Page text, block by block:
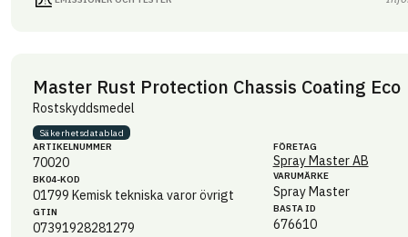
Master Rust Protection Chassis Coating Eco
Rostskyddsmedel
Säkerhets­datablad
ARTIKEL­NUMMER
70020
BK04-KOD
01799 Kemisk tekniska varor övrigt
GTIN
07391928281279
FÖRETAG
Spray Master AB
VARUMÄRKE
Spray Master
BASTA ID
676610